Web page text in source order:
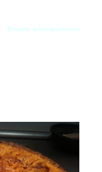
Preuzeto sa kuvajuzivo.net